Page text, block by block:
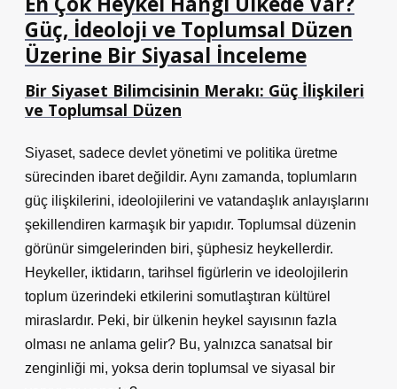
Güç, İdeoloji ve Toplumsal Düzen
Üzerine Bir Siyasal İnceleme
Bir Siyaset Bilimcisinin Merakı: Güç İlişkileri
ve Toplumsal Düzen
Siyaset, sadece devlet yönetimi ve politika üretme
sürecinden ibaret değildir. Aynı zamanda, toplumların
güç ilişkilerini, ideolojilerini ve vatandaşlık anlayışlarını
şekillendiren karmaşık bir yapıdır. Toplumsal düzenin
görünür simgelerinden biri, şüphesiz heykellerdir.
Heykeller, iktidarın, tarihsel figürlerin ve ideolojilerin
toplum üzerindeki etkilerini somutlaştıran kültürel
miraslardır. Peki, bir ülkenin heykel sayısının fazla
olması ne anlama gelir? Bu, yalnızca sanatsal bir
zenginliği mi, yoksa derin toplumsal ve siyasal bir